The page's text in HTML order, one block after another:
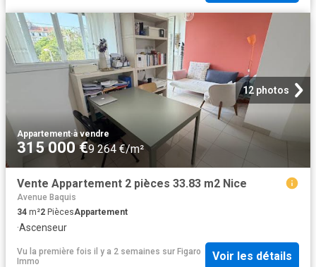
12 photos
Appartement·à vendre
315 000 €9 264 €/m²
Vente Appartement 2 pièces 33.83 m2 Nice
Avenue Baquis
34 m²2 PiècesAppartement
·Ascenseur
Vu la première fois il y a 2 semaines sur Figaro
Immo
Voir les détails